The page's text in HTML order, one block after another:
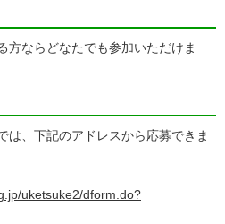
ならどなたでも参加いただけま
、下記のアドレスから応募できま
uketsuke2/dform.do?